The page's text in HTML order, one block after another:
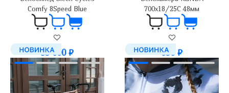
Comfy 8Speed Blue
99 000₽
700х18/25C 48мм
650₽